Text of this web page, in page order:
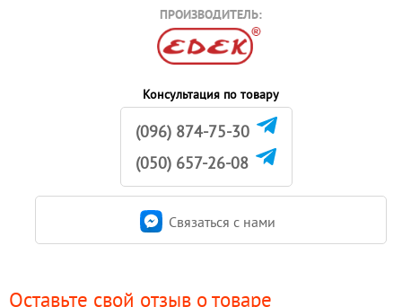
ПРОИЗВОДИТЕЛЬ:
Консультация по товару
(096) 874-75-30
(050) 657-26-08
Связаться c нами
Оставьте свой отзыв о товаре